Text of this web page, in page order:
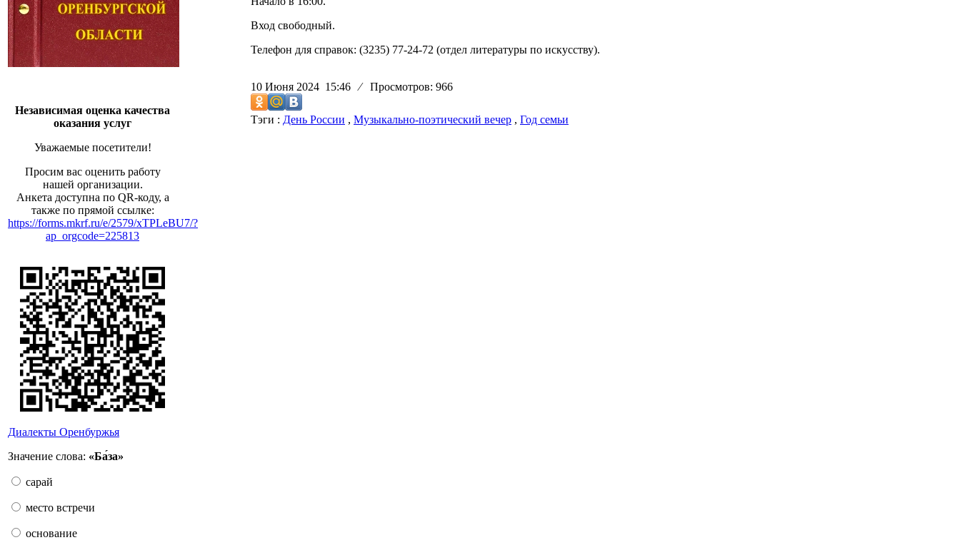
Независимая оценка качества
оказания услуг
Уважаемые посетители!
Просим вас оценить работу
нашей организации.
Анкета доступна по QR-коду, а
также по прямой ссылке:
https://forms.mkrf.ru/e/2579/xTPLeBU7/?
ap_orgcode=225813
Диалекты Оренбуржья
Значение слова: «Ба́за»
сарай
место встречи
основание
Вход свободный.
Телефон для справок: (3235) 77-24-72 (отдел литературы по искусству).
10 Июня 2024 15:46 ⁄ Просмотров: 966
Тэги : День России , Музыкально-поэтический вечер , Год семьи